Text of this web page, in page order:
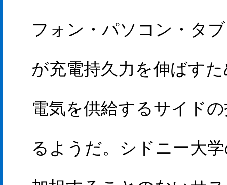
フォン・パソコン・タ
が充電持久力を伸ばす
電気を供給するサイド
るようだ。シドニー大